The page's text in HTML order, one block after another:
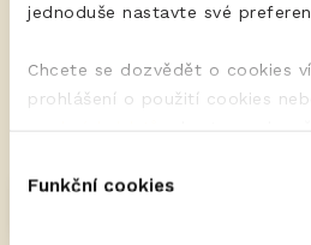
jednoduše nastavte své
Chcete se dozvědět o cookies
prohlášení o použití cookies
souhlasu
Funkční cookies
Podívejte se na naše blogy!
PODÍVAT SE NA